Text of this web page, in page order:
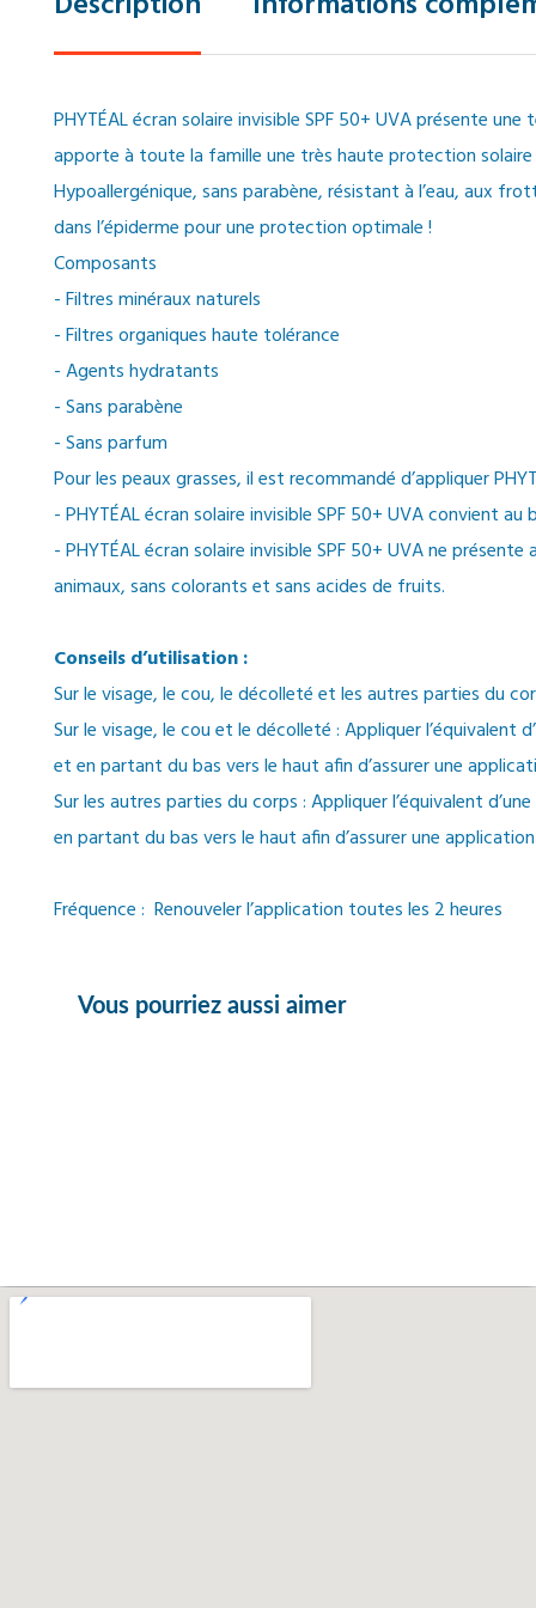
PHYTÉAL écran solaire invisible SPF 50+ UVA présente
apporte à toute la famille une très haute protection
Hypoallergénique, sans parabène, résistant à l’eau, aux
dans l’épiderme pour une protection optimale !
Composants
- Filtres minéraux naturels
- Filtres organiques haute tolérance
- Agents hydratants
- Sans parabène
- Sans parfum
Pour les peaux grasses, il est recommandé d’appliquer
- PHYTÉAL écran solaire invisible SPF 50+ UVA convient
- PHYTÉAL écran solaire invisible SPF 50+ UVA ne
animaux, sans colorants et sans acides de fruits.
Conseils d’utilisation :
Sur le visage, le cou, le décolleté et les autres parties du
Sur le visage, le cou et le décolleté : Appliquer l’équivalent
et en partant du bas vers le haut afin d’assurer une
Sur les autres parties du corps : Appliquer l’équivalent
en partant du bas vers le haut afin d’assurer une
Fréquence : Renouveler l’application toutes les 2 heures
Vous pourriez aussi aimer